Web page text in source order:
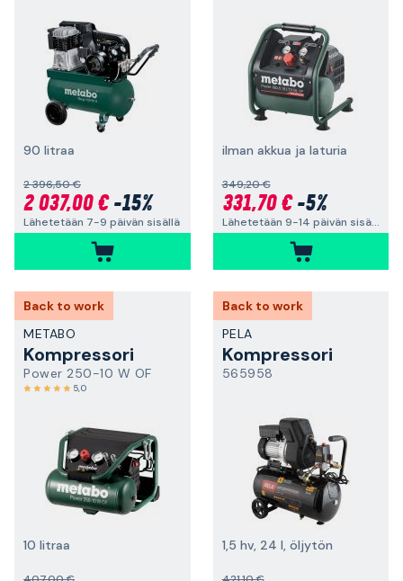
90 litraa
2 396,50 €
2 037,00 €-15%
Lähetetään 7-9 päivän sisällä
ilman akkua ja laturia
349,20 €
331,70 €-5%
Lähetetään 9-14 päivän sisällä
Back to work
METABO
Kompressori
Power 250-10 W OF
5,0
10 litraa
Back to work
PELA
Kompressori
565958
1,5 hv, 24 l, öljytön